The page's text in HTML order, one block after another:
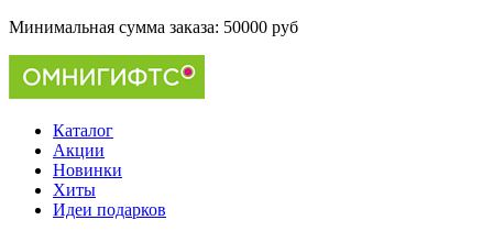
Минимальная сумма заказа: 50000 руб
Каталог
Акции
Новинки
Хиты
Идеи подарков